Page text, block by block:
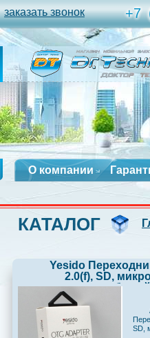
заказать звонок +7
О компании
КАТАЛОГ
Yesido
2.0(f), SD,
белый
SD,